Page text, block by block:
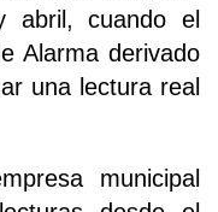
abril, cuando el
Alarma derivado
una lectura real
municipal